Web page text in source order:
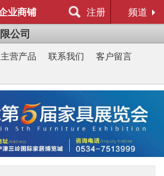
业商铺 注册 频道
公司
主营产品 联系我们
客户留言